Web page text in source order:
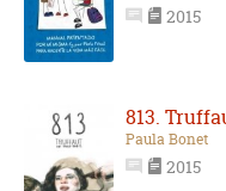
2015
813.
Paula Bonet
2015